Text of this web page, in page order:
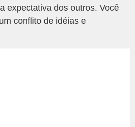
expectativa dos outros. Você
conflito de idéias e